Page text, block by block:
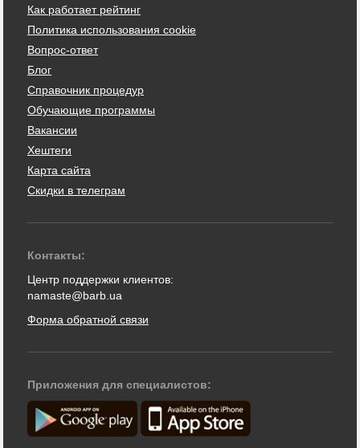
Как работает рейтинг
Политика использования cookie
Вопрос-ответ
Блог
Справочник процедур
Обучающие программы
Вакансии
Хештеги
Карта сайта
Скидки в телеграм
Контакты:
Центр поддержки клиентов:
namaste@barb.ua
Форма обратной связи
Приложения для специалистов: